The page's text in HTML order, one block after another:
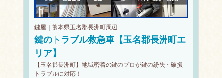
鍵屋｜熊本県玉名郡長洲町周辺
鍵のトラブル救急車【玉名郡長洲町エ
リア】
【玉名郡長洲町】地域密着の鍵のプロが鍵の紛失・破損
トラブルに対応！